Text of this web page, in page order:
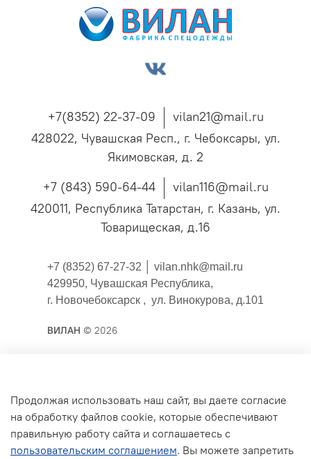
+7(8352) 22-37-09
vilan21@mail.ru
428022, Чувашская Респ., г. Чебоксары, ул.
Якимовская, д. 2
+7 (843) 590-64-44
vilan116@mail.ru
420011, Республика Татарстан, г. Казань, ул.
Товарищеская, д.16
+7 (8352) 67-27-32 │ vilan.nhk@mail.ru
429950, Чувашская Республика,
г. Новочебоксарск , ул. Винокурова, д.101
ВИЛАН © 2026
Публичная оферта
Согласие на обработку персональных данных для
сайта
Продолжая использовать наш сайт, вы даете согласие
на обработку файлов cookie, которые обеспечивают
правильную работу сайта и соглашаетесь с
пользовательским соглашением. Вы можете запретить